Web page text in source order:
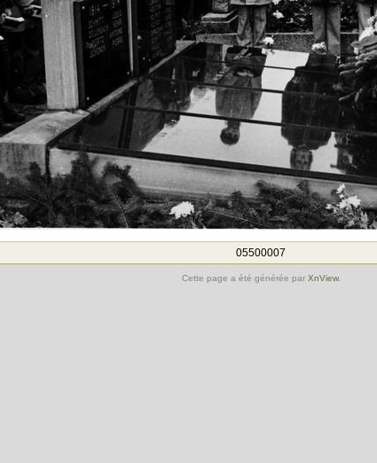
05500007
Cette page a été générée par XnView.